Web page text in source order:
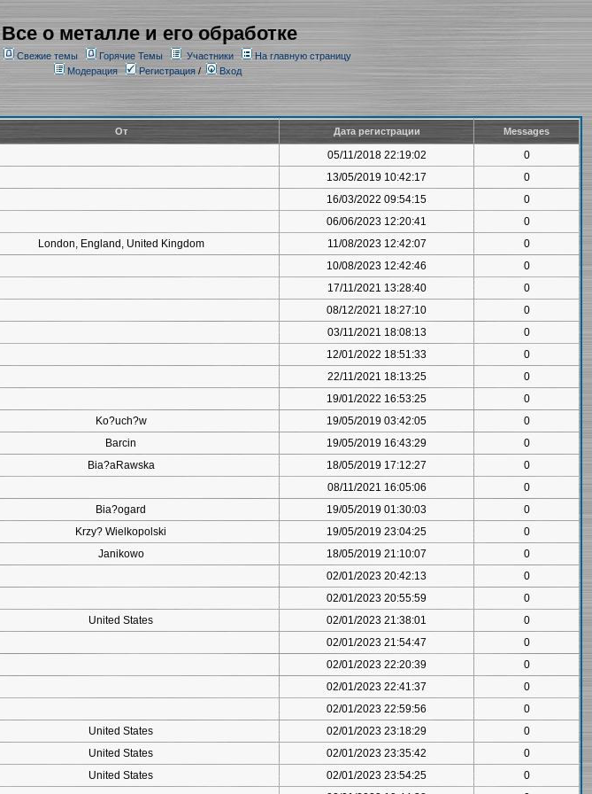
Все о металле и его обработке
Свежие темы Горячие Темы Участники
На главную страницу
Модерация
Регистрация/ Вход
От Дата регистрации Messages
05/11/2018 22:19:02
0
13/05/2019 10:42:17
0
16/03/2022 09:54:15
0
06/06/2023 12:20:41
0
London, England, United Kingdom 11/08/2023 12:42:07
0
10/08/2023 12:42:46
0
17/11/2021 13:28:40
0
08/12/2021 18:27:10
0
03/11/2021 18:08:13
0
12/01/2022 18:51:33
0
22/11/2021 18:13:25
0
19/01/2022 16:53:25
0
Ko?uch?w 19/05/2019 03:42:05
0
Barcin 19/05/2019 16:43:29
0
Bia?aRawska 18/05/2019 17:12:27
0
08/11/2021 16:05:06
0
Bia?ogard 19/05/2019 01:30:03
0
Krzy? Wielkopolski 19/05/2019 23:04:25
0
Janikowo 18/05/2019 21:10:07
0
02/01/2023 20:42:13
0
02/01/2023 20:55:59
0
United States 02/01/2023 21:38:01
0
02/01/2023 21:54:47
0
02/01/2023 22:20:39
0
02/01/2023 22:41:37
0
02/01/2023 22:59:56
0
United States 02/01/2023 23:18:29
0
United States 02/01/2023 23:35:42
0
United States 02/01/2023 23:54:25
0